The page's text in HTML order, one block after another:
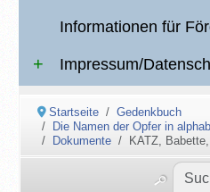
Informationen für
Impressum/
Startseite
Gedenkbuch
Die Namen der Opfer in
Dokumente
KATZ,